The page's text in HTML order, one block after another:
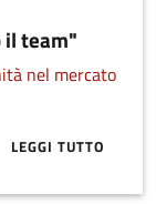
il team"
nel mercato
LEGGI TUTTO
ABOUT